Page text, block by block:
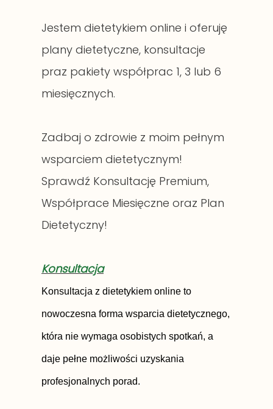
Jestem dietetykiem online i oferuję
plany dietetyczne, konsultacje
praz pakiety współprac 1, 3 lub 6
miesięcznych.
Zadbaj o zdrowie z moim pełnym
wsparciem dietetycznym!
Sprawdź Konsultację Premium,
Współprace Miesięczne oraz Plan
Dietetyczny!
Konsultacja
Konsultacja z dietetykiem online to
nowoczesna forma wsparcia dietetycznego,
która nie wymaga osobistych spotkań, a
daje pełne możliwości uzyskania
profesjonalnych porad.